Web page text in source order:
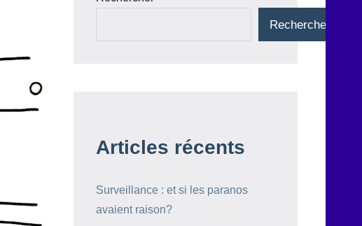
Rechercher
Articles récents
Surveillance : et si les paranos
avaient raison?